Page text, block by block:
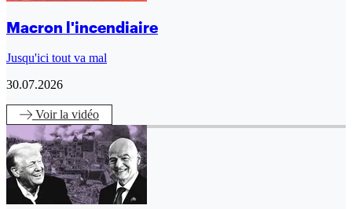
Macron l'incendiaire
Jusqu'ici tout va mal
30.07.2026
Voirla vidéo